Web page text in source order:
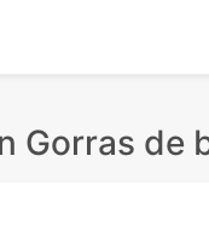
Gorras de